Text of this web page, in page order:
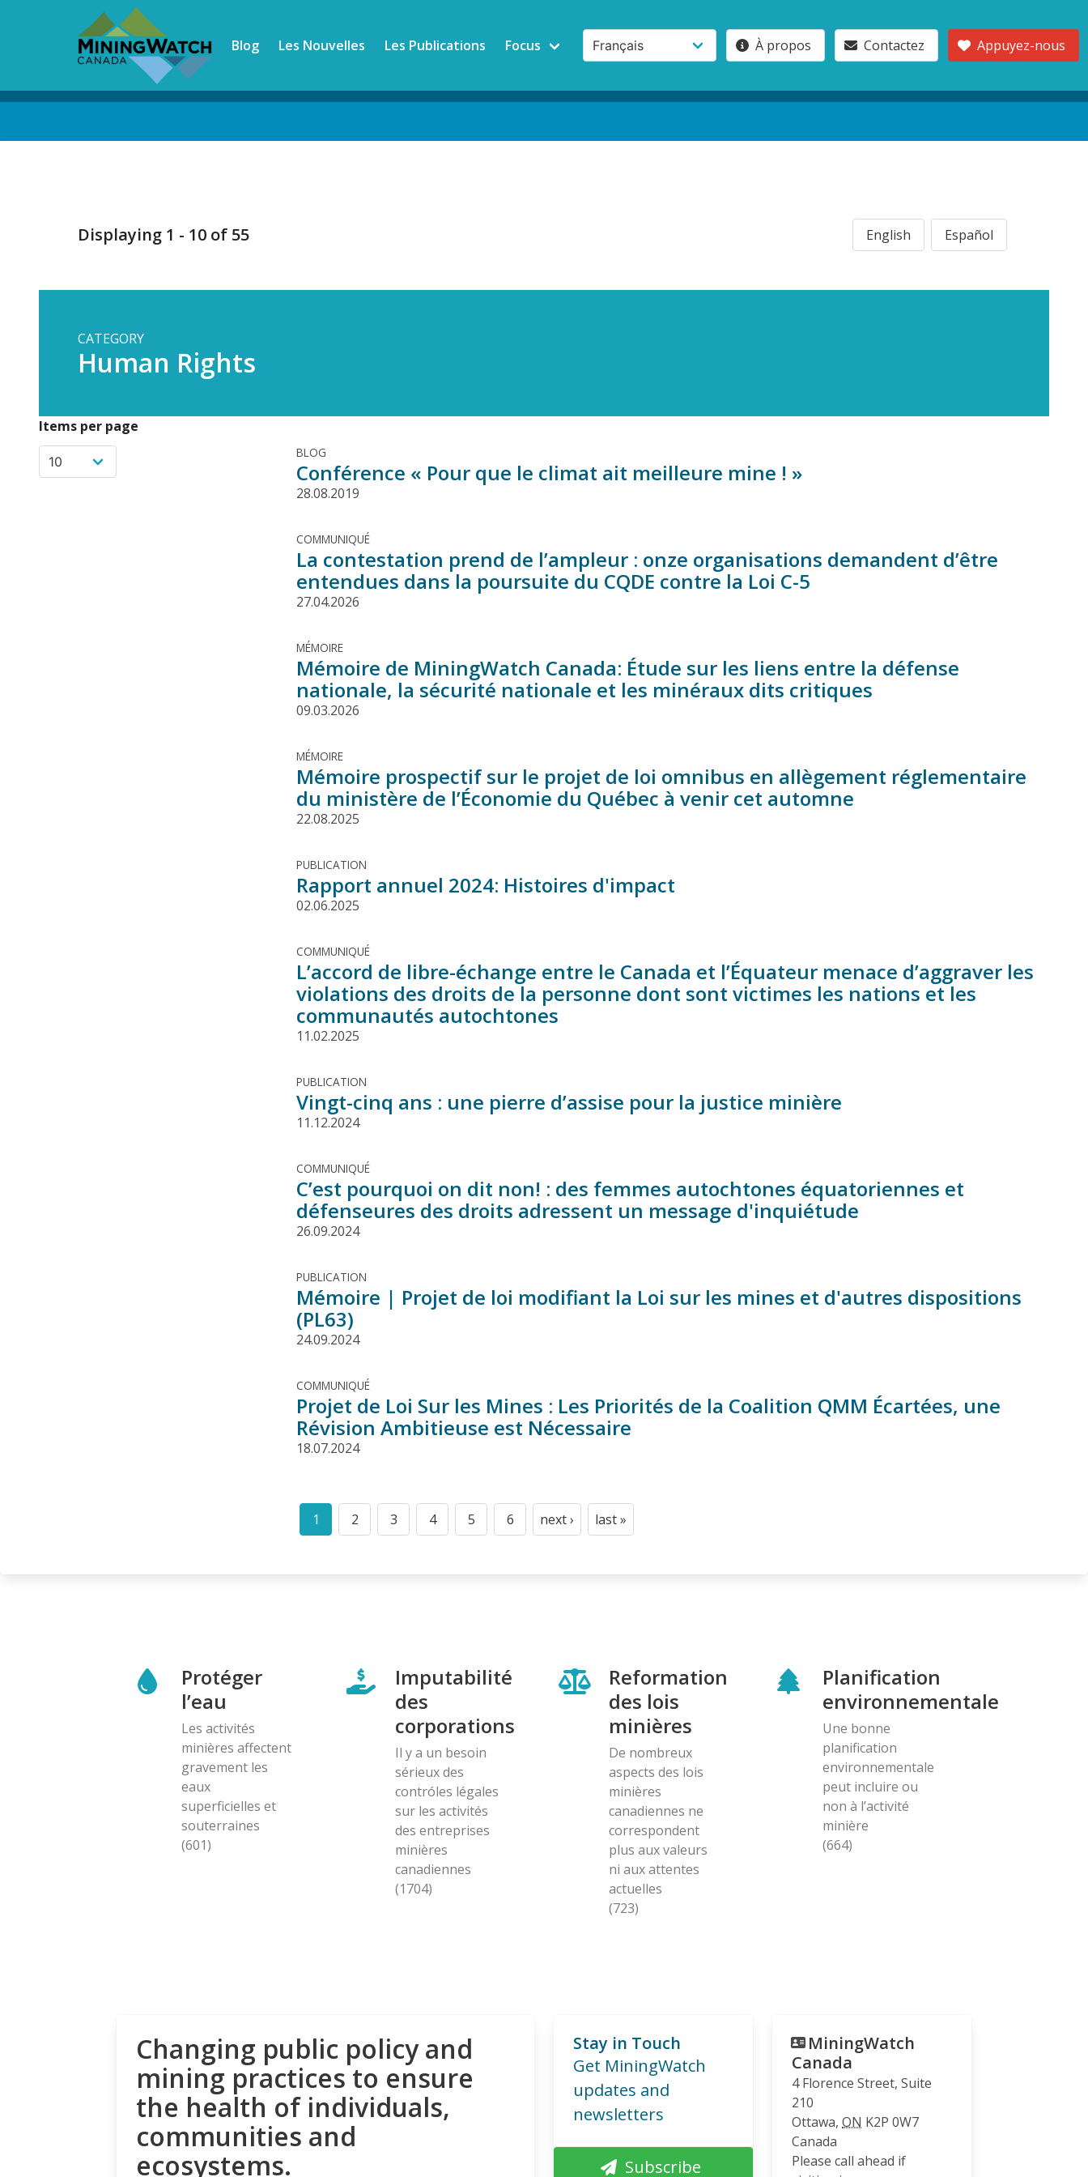
Blog Les Nouvelles Les Publications Focus À propos Contactez Appuyez-nous
Displaying 1 - 10 of 55 English Español
CATEGORY
Human Rights
Items per page
BLOG
Conférence « Pour que le climat ait meilleure mine ! »
28.08.2019
COMMUNIQUÉ
La contestation prend de l’ampleur : onze organisations demandent d’être
entendues dans la poursuite du CQDE contre la Loi C-5
27.04.2026
MÉMOIRE
Mémoire de MiningWatch Canada: Étude sur les liens entre la défense
nationale, la sécurité nationale et les minéraux dits critiques
09.03.2026
MÉMOIRE
Mémoire prospectif sur le projet de loi omnibus en allègement réglementaire
du ministère de l’Économie du Québec à venir cet automne
22.08.2025
PUBLICATION
Rapport annuel 2024: Histoires d'impact
02.06.2025
COMMUNIQUÉ
L’accord de libre-échange entre le Canada et l’Équateur menace d’aggraver les
violations des droits de la personne dont sont victimes les nations et les
communautés autochtones
11.02.2025
PUBLICATION
Vingt-cinq ans : une pierre d’assise pour la justice minière
11.12.2024
COMMUNIQUÉ
C’est pourquoi on dit non! : des femmes autochtones équatoriennes et
défenseures des droits adressent un message d'inquiétude
26.09.2024
PUBLICATION
Mémoire | Projet de loi modifiant la Loi sur les mines et d'autres dispositions
(PL63)
24.09.2024
COMMUNIQUÉ
Projet de Loi Sur les Mines : Les Priorités de la Coalition QMM Écartées, une
Révision Ambitieuse est Nécessaire
18.07.2024
Pagination
Current
1
Page
2
Page
3
Page
4
Page
5
Page
6
Next
next ›
Last
last »
Protéger
l’eau
Les activités
minières affectent
gravement les
eaux
superficielles et
souterraines
(601)
Imputabilité
des
corporations
Il y a un besoin
sérieux des
contróles légales
sur les activités
des entreprises
minières
canadiennes
(1704)
Reformation
des lois
minières
De nombreux
aspects des lois
minières
canadiennes ne
correspondent
plus aux valeurs
ni aux attentes
actuelles
(723)
Planification
environnementale
Une bonne
planification
environnementale
peut incluire ou
non à l’activité
minière
(664)
Changing public policy and
mining practices to ensure
the health of individuals,
communities and
ecosystems.
Stay in Touch
Get MiningWatch
updates and
newsletters
Subscribe
MiningWatch
Canada
4 Florence Street, Suite
210
Ottawa, ON K2P 0W7
Canada
Please call ahead if